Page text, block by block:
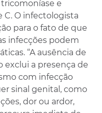
tricomoníase e
C. O infectologista
para o fato de que
infecções podem
“A ausência de
exclui a presença de
com infecção
sinal genital, como
dor ou ardor,